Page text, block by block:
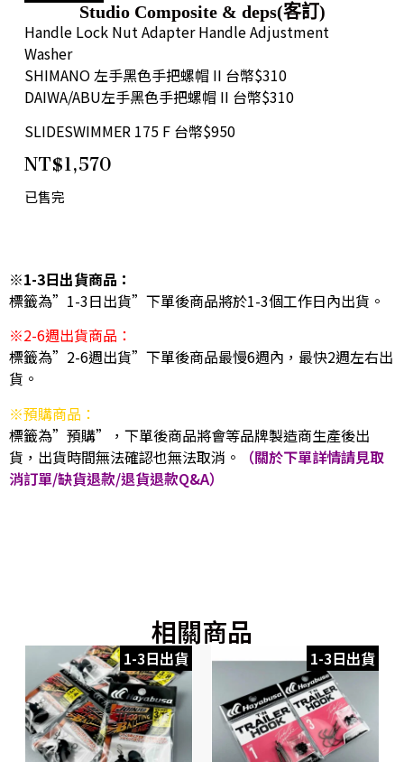
Studio Composite & deps(客訂)
Handle Lock Nut Adapter Handle Adjustment
Washer
SHIMANO 左手黑色手把螺帽 II 台幣$310
DAIWA/ABU左手黑色手把螺帽 II 台幣$310
SLIDESWIMMER 175 F 台幣$950
NT$1,570
已售完
※1-3日出貨商品：
標籤為”1-3日出貨”下單後商品將於1-3個工作日內出貨。
※2-6週出貨商品：
標籤為”2-6週出貨”下單後商品最慢6週內，最快2週左右出
貨。
※預購商品：
標籤為”預購”，下單後商品將會等品牌製造商生產後出
貨，出貨時間無法確認也無法取消。
（關於下單詳情請見取
消訂單/缺貨退款/退貨退款Q&A）
相關商品
1-3日出貨 1-3日出貨